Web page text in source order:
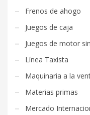
Frenos de ahogo
Juegos de caja
Juegos de motor
Línea Taxista
Maquinaria a la
Materias primas
Mercado